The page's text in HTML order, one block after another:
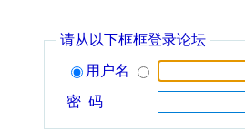
请从以下框框登录论坛
用户名
密 码